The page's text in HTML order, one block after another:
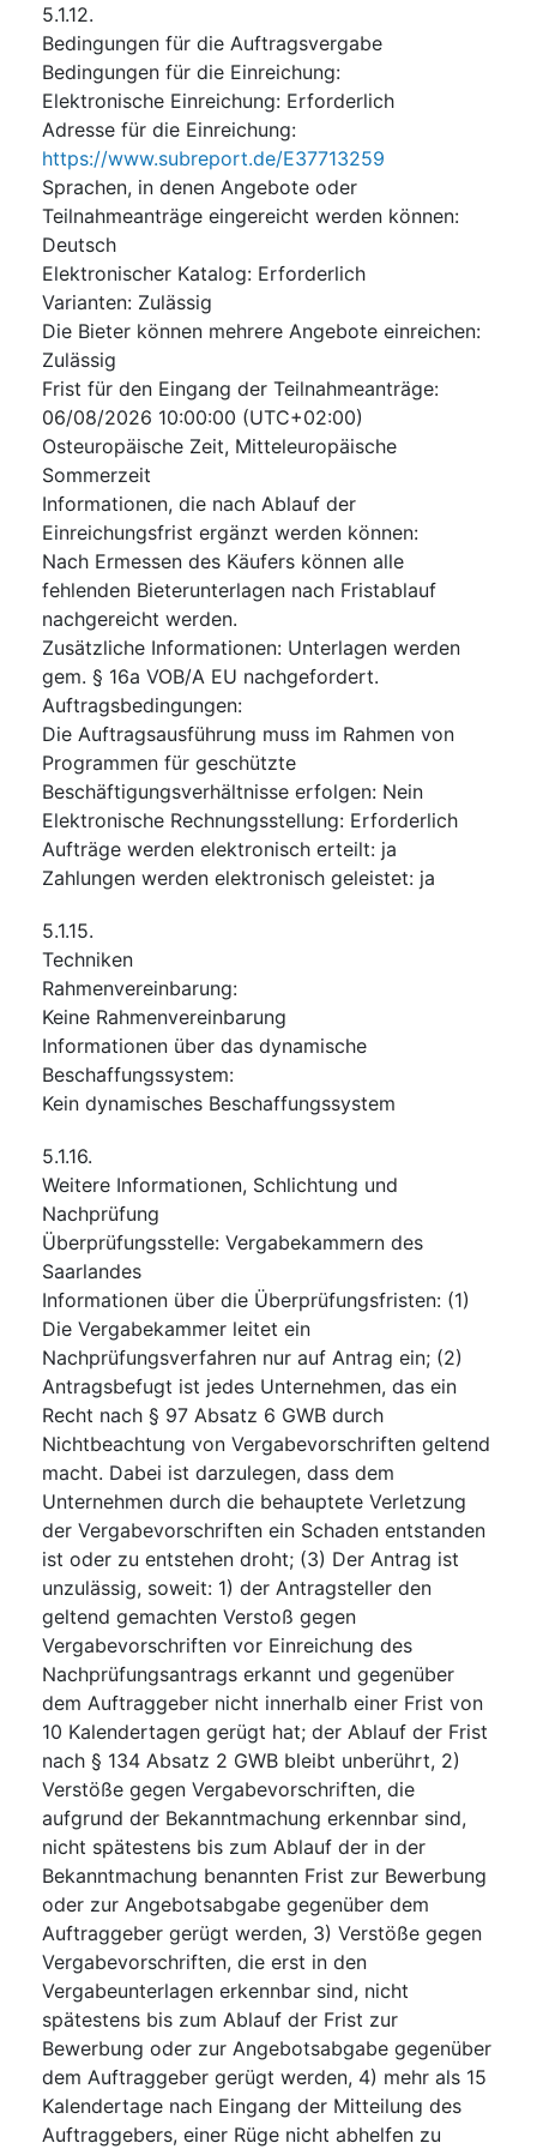
5.1.12.
Bedingungen für die Auftragsvergabe
Bedingungen für die Einreichung:
Elektronische Einreichung: Erforderlich
Adresse für die Einreichung:
https://www.subreport.de/E37713259
Sprachen, in denen Angebote oder
Teilnahmeanträge eingereicht werden können:
Deutsch
Elektronischer Katalog: Erforderlich
Varianten: Zulässig
Die Bieter können mehrere Angebote einreichen:
Zulässig
Frist für den Eingang der Teilnahmeanträge:
06/08/2026 10:00:00 (UTC+02:00)
Osteuropäische Zeit, Mitteleuropäische
Sommerzeit
Informationen, die nach Ablauf der
Einreichungsfrist ergänzt werden können:
Nach Ermessen des Käufers können alle
fehlenden Bieterunterlagen nach Fristablauf
nachgereicht werden.
Zusätzliche Informationen: Unterlagen werden
gem. § 16a VOB/A EU nachgefordert.
Auftragsbedingungen:
Die Auftragsausführung muss im Rahmen von
Programmen für geschützte
Beschäftigungsverhältnisse erfolgen: Nein
Elektronische Rechnungsstellung: Erforderlich
Aufträge werden elektronisch erteilt: ja
Zahlungen werden elektronisch geleistet: ja
5.1.15.
Techniken
Rahmenvereinbarung:
Keine Rahmenvereinbarung
Informationen über das dynamische
Beschaffungssystem:
Kein dynamisches Beschaffungssystem
5.1.16.
Weitere Informationen, Schlichtung und
Nachprüfung
Überprüfungsstelle: Vergabekammern des
Saarlandes
Informationen über die Überprüfungsfristen: (1)
Die Vergabekammer leitet ein
Nachprüfungsverfahren nur auf Antrag ein; (2)
Antragsbefugt ist jedes Unternehmen, das ein
Recht nach § 97 Absatz 6 GWB durch
Nichtbeachtung von Vergabevorschriften geltend
macht. Dabei ist darzulegen, dass dem
Unternehmen durch die behauptete Verletzung
der Vergabevorschriften ein Schaden entstanden
ist oder zu entstehen droht; (3) Der Antrag ist
unzulässig, soweit: 1) der Antragsteller den
geltend gemachten Verstoß gegen
Vergabevorschriften vor Einreichung des
Nachprüfungsantrags erkannt und gegenüber
dem Auftraggeber nicht innerhalb einer Frist von
10 Kalendertagen gerügt hat; der Ablauf der Frist
nach § 134 Absatz 2 GWB bleibt unberührt, 2)
Verstöße gegen Vergabevorschriften, die
aufgrund der Bekanntmachung erkennbar sind,
nicht spätestens bis zum Ablauf der in der
Bekanntmachung benannten Frist zur Bewerbung
oder zur Angebotsabgabe gegenüber dem
Auftraggeber gerügt werden, 3) Verstöße gegen
Vergabevorschriften, die erst in den
Vergabeunterlagen erkennbar sind, nicht
spätestens bis zum Ablauf der Frist zur
Bewerbung oder zur Angebotsabgabe gegenüber
dem Auftraggeber gerügt werden, 4) mehr als 15
Kalendertage nach Eingang der Mitteilung des
Auftraggebers, einer Rüge nicht abhelfen zu